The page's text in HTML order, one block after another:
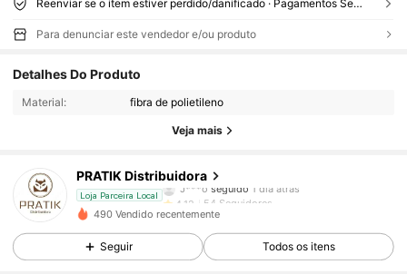
Reenviar se o item estiver perdido/danificado · Pagamentos Seguros · Proteção de privacidade
Para denunciar este vendedor e/ou produto
Detalhes Do Produto
Material: fibra de polietileno
Veja mais
PRATIK Distribuidora
Loja Parceira Local
54 Seguidores
4,12 54 Seguidores
4,12 54 Seguidores
J***o seguido
4,12
54 Seguidores
4,12 54 Seguidores
490 Vendido recentemente
Seguir Todos os itens